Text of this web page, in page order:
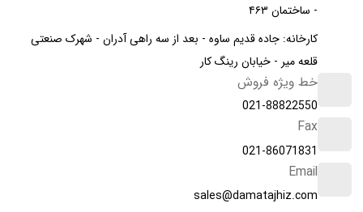
- ساختمان ۴۶۳
کارخانه: جاده قدیم ساوه - بعد از سه راهی آدران - شهرک صنعتی
قلعه میر - خیابان رینگ کار
خط ویژه فروش
021-88822550
Fax
021-86071831
Email
sales@damatajhiz.com